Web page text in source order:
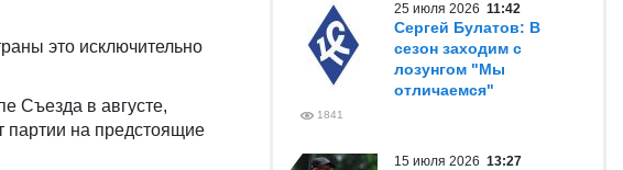
это исключительно
Съезда в августе,
на предстоящие
25 июля 2026 11:42
Сергей Булатов: В
сезон заходим с
лозунгом "Мы
отличаемся"
1841
15 июля 2026 13:27